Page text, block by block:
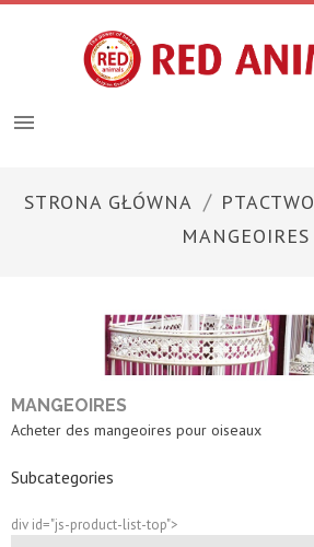

STRONA GŁÓWNA PTACTWO
MANGEOIRES
MANGEOIRES
Acheter des mangeoires pour oiseaux
Subcategories
div id="js-product-list-top">